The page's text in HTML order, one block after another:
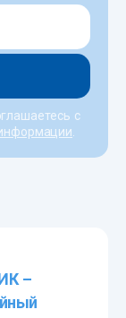
с
–